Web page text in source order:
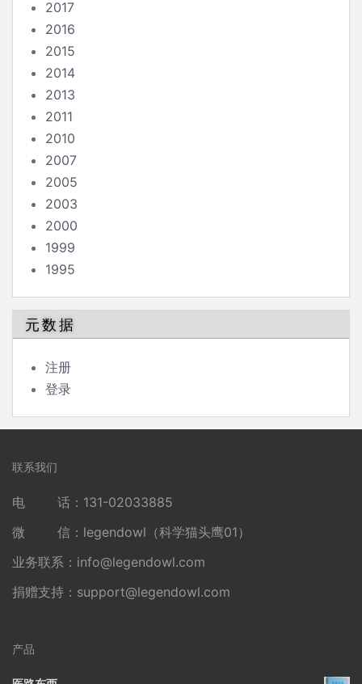
2017
2016
2015
2014
2013
2011
2010
2007
2005
2003
2000
1999
1995
元数据
注册
登录
联系我们
电 话：131-02033885
微 信：legendowl（科学猫头鹰01）
业务联系： info@legendowl.com
捐赠支持： support@legendowl.com
产品